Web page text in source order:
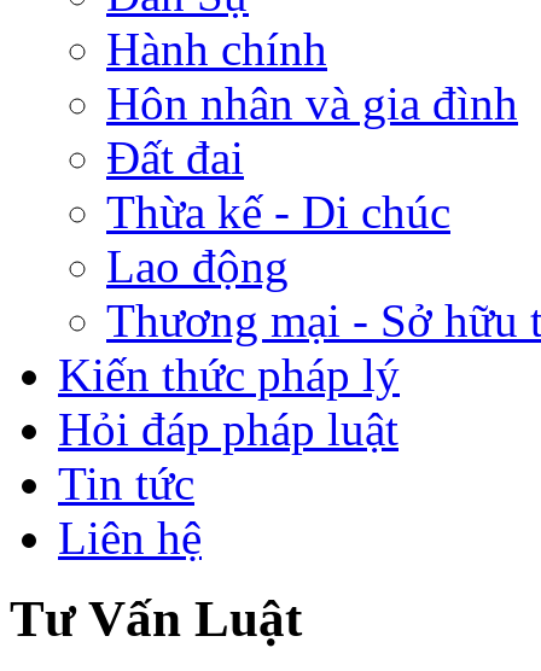
Hành chính
Hôn nhân và gia đình
Đất đai
Thừa kế - Di chúc
Lao động
Thương mại - Sở hữu
Kiến thức pháp lý
Hỏi đáp pháp luật
Tin tức
Liên hệ
Tư Vấn Luật